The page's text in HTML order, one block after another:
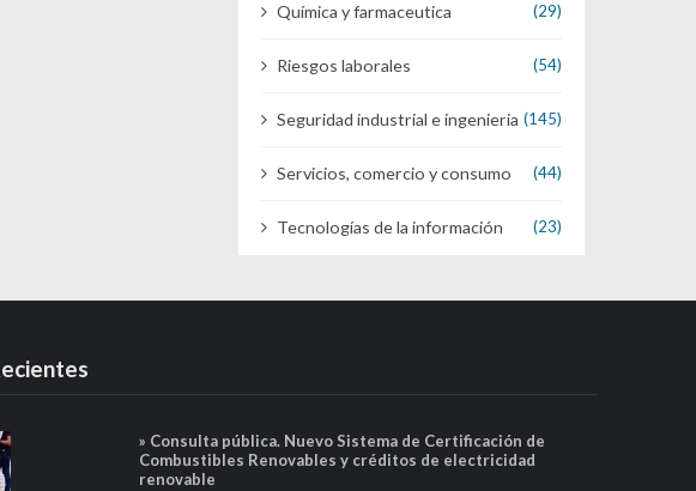
Química y farmaceutica (29)
Riesgos laborales (54)
Seguridad industrial e ingenieria (145)
Servicios, comercio y consumo (44)
Tecnologías de la información (23)
» Consulta pública. Nuevo Sistema de Certificación de
Combustibles Renovables y créditos de electricidad
renovable